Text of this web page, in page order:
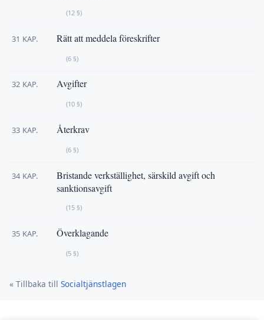
(12 §)
31 KAP. Rätt att meddela föreskrifter
(6 §)
32 KAP. Avgifter
(10 §)
33 KAP. Återkrav
(6 §)
34 KAP.
Bristande verkställighet, särskild avgift och
sanktionsavgift
(15 §)
35 KAP. Överklagande
(5 §)
« Tillbaka till Socialtjänstlagen